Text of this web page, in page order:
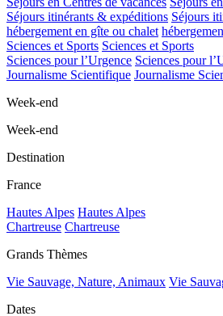
Séjours itinérants & expéditions Séjours
hébergement en gîte ou chalet
Sciences et Sports Sciences et Sports
Sciences pour l’Urgence Sciences pour
Journalisme Scientifique Journalisme
Week-end
Week-end
Destination
France
Hautes Alpes Hautes Alpes
Chartreuse Chartreuse
Grands Thèmes
Vie Sauvage, Nature, Animaux Vie
Dates